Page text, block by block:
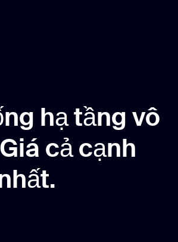
hạ tầng vô
cả cạnh